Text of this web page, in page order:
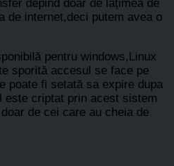
depind doar de lațimea de
de internet,deci putem avea o
pentru windows,Linux
sporită accesul se face pe
poate fi setată sa expire dupa
este criptat prin acest sistem
de cei care au cheia de